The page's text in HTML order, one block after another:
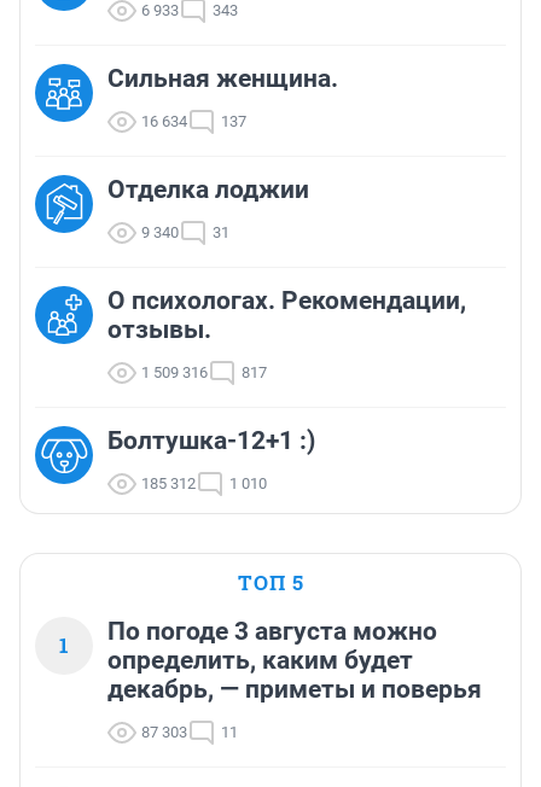
6 933 343
Сильная женщина.
16 634 137
Отделка лоджии
9 340 31
О психологах. Рекомендации,
отзывы.
1 509 316 817
Болтушка-12+1 :)
185 312 1 010
ТОП 5
1
По погоде 3 августа можно
определить, каким будет
декабрь, — приметы и поверья
87 303 11